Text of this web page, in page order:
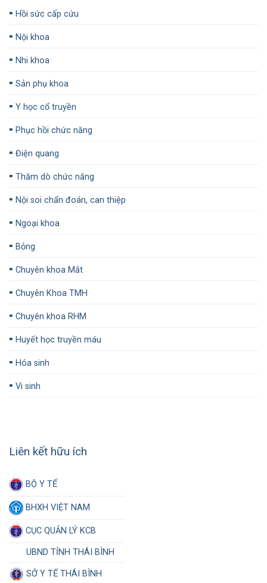
▪️ Hồi sức cấp cứu
▪️ Nội khoa
▪️ Nhi khoa
▪️ Sản phụ khoa
▪️ Y học cổ truyền
▪️ Phục hồi chức năng
▪️ Điện quang
▪️ Thăm dò chức năng
▪️ Nội soi chẩn đoán, can thiệp
▪️ Ngoại khoa
▪️ Bỏng
▪️ Chuyên khoa Mắt
▪️ Chuyên Khoa TMH
▪️ Chuyên khoa RHM
▪️ Huyết học truyền máu
▪️ Hóa sinh
▪️ Vi sinh
Liên kết hữu ích
BỘ Y TẾ
BHXH VIỆT NAM
CỤC QUẢN LÝ KCB
UBND TỈNH THÁI BÌNH
SỞ Y TẾ THÁI BÌNH